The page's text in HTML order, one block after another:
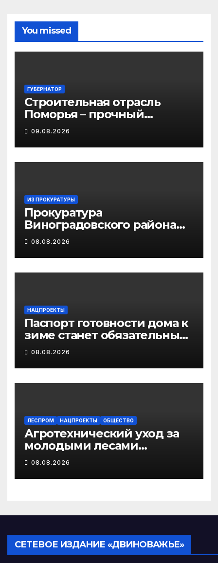
You missed
ГУБЕРНАТОР
Строительная отрасль
Поморья – прочный
фундамент развития
региона
09.08.2026
ИЗ ПРОКУРАТУРЫ
Прокуратура
Виноградовского района
информирует об
изменениях
законодательства об
иммунопрофилактике
08.08.2026
НАЦПРОЕКТЫ
Паспорт готовности дома к
зиме станет обязательным
лицензионным
требованием для
управляющих организаций
с 1 сентября 2026 года
08.08.2026
ЛЕСПРОМ НАЦПРОЕКТЫ ОБЩЕСТВО
Агротехнический уход за
молодыми лесами
Поморья провели на
площади более 18 тысяч
гектаров
08.08.2026
СЕТЕВОЕ ИЗДАНИЕ «ДВИНОВАЖЬЕ»